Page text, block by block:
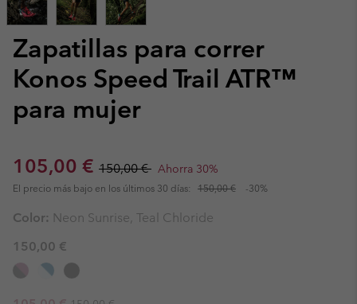
Zapatillas para correr
Konos Speed Trail ATR™
para mujer
Sale price:
105,00 € Regular price:
150,00 € Ahorra 30%
El precio más bajo en los últimos 30 días: 150,00 € -30%
Color: Neon Sunrise, Teal Chloride
150,00 €